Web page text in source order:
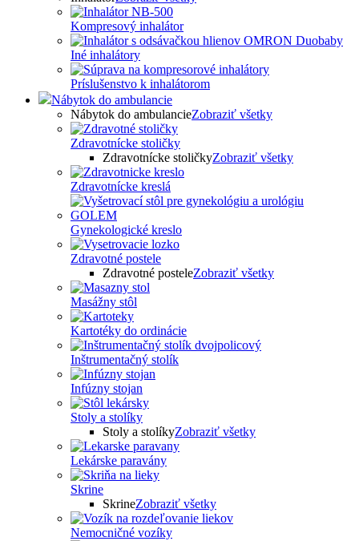
Kompresový inhalátor
Iné inhalátory
Príslušenstvo k inhalátorom
Nábytok do ambulancie
Nábytok do ambulancieZobraziť všetky
Zdravotnícke stoličky
Zdravotnícke stoličkyZobraziť všetky
Zdravotnícke kreslá
Gynekologické kreslo
Zdravotné postele
Zdravotné posteleZobraziť všetky
Masážny stôl
Kartotéky do ordinácie
Inštrumentačný stolík
Infúzny stojan
Stoly a stolíky
Stoly a stolíkyZobraziť všetky
Lekárske paravány
Skrine
SkrineZobraziť všetky
Nemocničné vozíky